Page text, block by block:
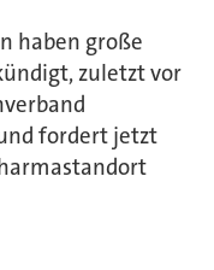
haben große
zuletzt vor
fordert jetzt